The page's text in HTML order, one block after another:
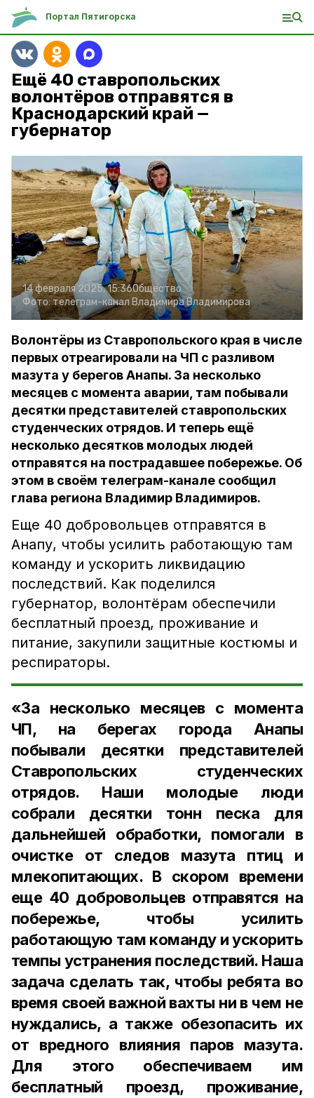
Портал Пятигорска
Ещё 40 ставропольских
волонтёров отправятся в
Краснодарский край —
губернатор
14 февраля 2025, 15:36Общество
Фото:телеграм-канал Владимира Владимирова
Волонтёры из Ставропольского края в числе
первых отреагировали на ЧП с разливом
мазута у берегов Анапы. За несколько
месяцев с момента аварии, там побывали
десятки представителей ставропольских
студенческих отрядов. И теперь ещё
несколько десятков молодых людей
отправятся на пострадавшее побережье. Об
этом в своём телеграм-канале сообщил
глава региона Владимир Владимиров.
Еще 40 добровольцев отправятся в
Анапу, чтобы усилить работающую там
команду и ускорить ликвидацию
последствий. Как поделился
губернатор, волонтёрам обеспечили
бесплатный проезд, проживание и
питание, закупили защитные костюмы и
респираторы.
«За несколько месяцев с момента
ЧП, на берегах города Анапы
побывали десятки представителей
Ставропольских студенческих
отрядов. Наши молодые люди
собрали десятки тонн песка для
дальнейшей обработки, помогали в
очистке от следов мазута птиц и
млекопитающих. В скором времени
еще 40 добровольцев отправятся на
побережье, чтобы усилить
работающую там команду и ускорить
темпы устранения последствий. Наша
задача сделать так, чтобы ребята во
время своей важной вахты ни в чем не
нуждались, а также обезопасить их
от вредного влияния паров мазута.
Для этого обеспечиваем им
бесплатный проезд, проживание,